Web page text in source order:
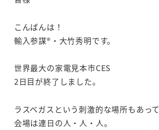
こんばんは！
輸入参謀®・大竹秀明です。
世界最大の家電見本市CES
2日目が終了しました。
ラスベガスという刺激的な場所もあって
会場は連日の人・人・人。